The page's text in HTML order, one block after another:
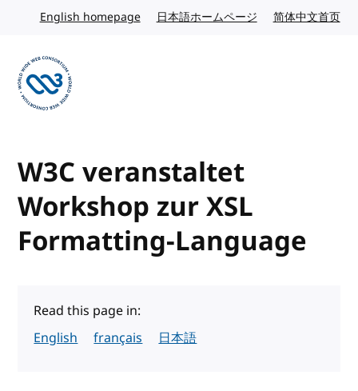
Skip to content
English homepageEnglish website
日本語ホームページ Japanese website
简体中文首页
W3C veranstaltet
Workshop zur XSL
Formatting-Language
Read this page in:
English
français 日本語